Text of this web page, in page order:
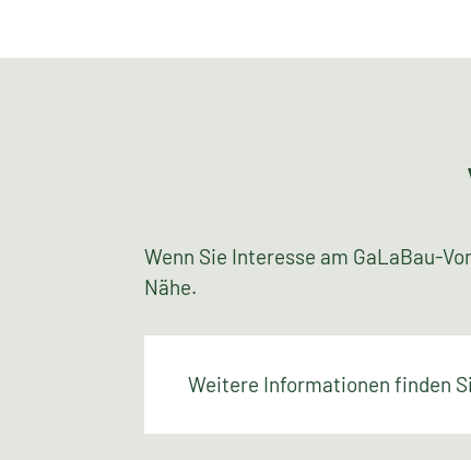
Wenn Sie Interesse am GaLaBau-
Nähe.
Weitere Informationen finden